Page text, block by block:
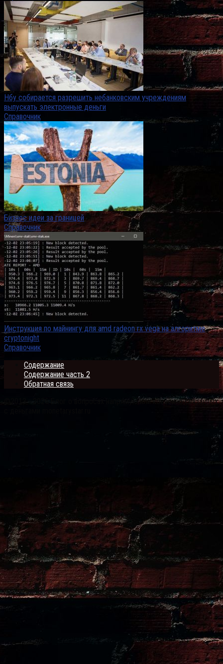
Нбу собирается разрешить небанковским учреждениям
выпускать электронные деньги
Справочник
Бизнес идеи за границей
Справочник
Инструкция по майнингу для amd radeon rx vega на алгоритме
cryptonight
Справочник
Содержание
Содержание часть 2
Обратная связь
©2013 - 2026 Блог о вопросах напрямую или косвенно связанных